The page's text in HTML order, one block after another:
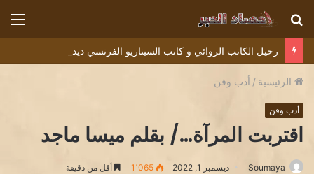
بحث
عن
الرئيسية / أدب وفن
أدب وفن
اقتربت المرآة…/ بقلم ميسا ماجد
Soumaya ديسمبر 1, 2022 1٬065 أقل من دقيقة